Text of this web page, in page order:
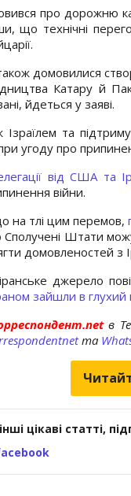
про дорожню
що технічні
домовилися
Катару й
йдеться у заяві.
Ізраїлем та
угоду про
від США та
війни.
на тлі цим перемов,
Сполучені Штати
домовленостей з
джерело
зайшли в глухий
в
та
цікаві статті,